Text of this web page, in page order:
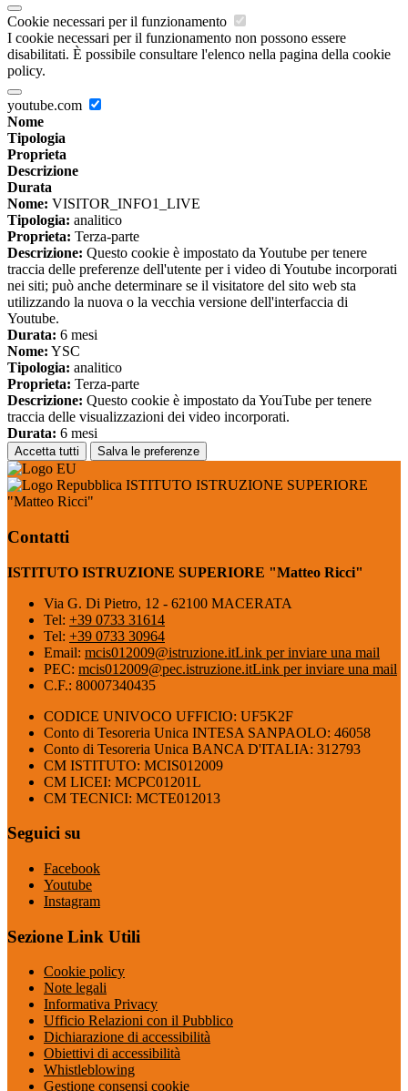
Cookie necessari per il funzionamento
I cookie necessari per il funzionamento non possono essere
disabilitati. È possibile consultare l'elenco nella pagina della cookie
policy.
youtube.com
Nome
Tipologia
Proprieta
Descrizione
Durata
Nome: VISITOR_INFO1_LIVE
Tipologia: analitico
Proprieta: Terza-parte
Descrizione: Questo cookie è impostato da Youtube per tenere
traccia delle preferenze dell'utente per i video di Youtube incorporati
nei siti; può anche determinare se il visitatore del sito web sta
utilizzando la nuova o la vecchia versione dell'interfaccia di
Youtube.
Durata: 6 mesi
Nome: YSC
Tipologia: analitico
Proprieta: Terza-parte
Descrizione: Questo cookie è impostato da YouTube per tenere
traccia delle visualizzazioni dei video incorporati.
Durata: 6 mesi
Accetta tutti Salva le preferenze
ISTITUTO ISTRUZIONE SUPERIORE
"Matteo Ricci"
Contatti
ISTITUTO ISTRUZIONE SUPERIORE "Matteo Ricci"
Via G. Di Pietro, 12 - 62100 MACERATA
Tel: +39 0733 31614
Tel: +39 0733 30964
Email: mcis012009@istruzione.itLink per inviare una mail
PEC: mcis012009@pec.istruzione.itLink per inviare una mail
C.F.: 80007340435
CODICE UNIVOCO UFFICIO: UF5K2F
Conto di Tesoreria Unica INTESA SANPAOLO: 46058
Conto di Tesoreria Unica BANCA D'ITALIA: 312793
CM ISTITUTO: MCIS012009
CM LICEI: MCPC01201L
CM TECNICI: MCTE012013
Seguici su
Facebook
Youtube
Instagram
Sezione Link Utili
Cookie policy
Note legali
Informativa Privacy
Ufficio Relazioni con il Pubblico
Dichiarazione di accessibilità
Obiettivi di accessibilità
Whistleblowing
Gestione consensi cookie